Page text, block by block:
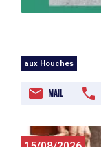
aux Houches
MAIL